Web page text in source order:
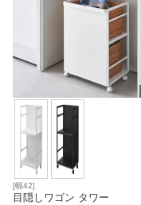
[幅42]
目隠しワゴン タワー